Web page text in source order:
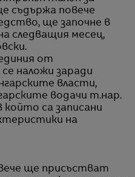
съдържа повече
ще започне в
следващия месец,
от
наложи заради
власти,
водачи т.нар.
който са записани
на
ще присъстват